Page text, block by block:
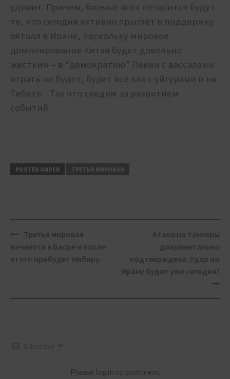
удивит. Причем, больше всех печалится будут
те, кто сегодня активно прыгает в поддержку
аятолл в Иране, поскольку мировое
доминирование Китая будет довольно
жестким – в “демократию” Пекин с вассалами
играть не будет, будет все как с уйгурами и на
Тибете. Так что следим за развитием
событий.
POSTED UNDER ТРЕТЬЯ МИРОВАЯ
Post
navigation
Третья мировая
начнется в Басре и после
этого прибудет Нибиру.
Атака на танкеры
документально
подтверждена. Удар по
Ирану будет уже сегодня?
Please login to comment